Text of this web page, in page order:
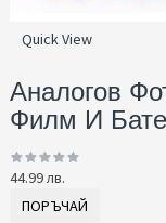
Quick View
Аналогов
Филм И
44.99 лв.
ПОРЪЧАЙ